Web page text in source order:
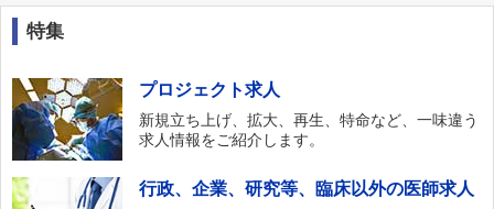
特集
プロジェクト求人
新規立ち上げ、拡大、再生、特命など、一味違う
求人情報をご紹介します。
行政、企業、研究等、臨床以外の医師求人